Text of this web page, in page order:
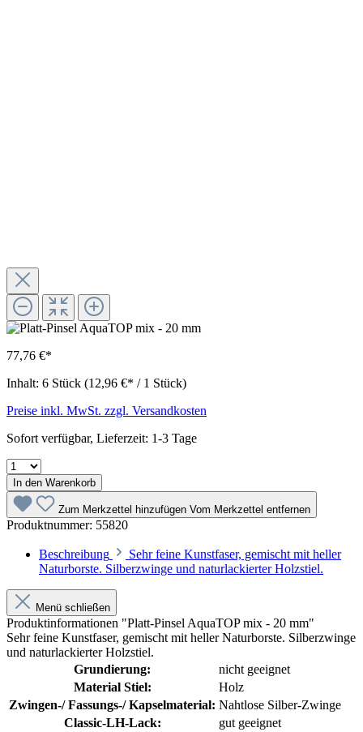
77,76 €*
Inhalt: 6 Stück (12,96 €* / 1 Stück)
Preise inkl. MwSt. zzgl. Versandkosten
Sofort verfügbar, Lieferzeit: 1-3 Tage
In den Warenkorb
Zum Merkzettel hinzufügen Vom Merkzettel entfernen
Produktnummer: 55820
Beschreibung
Sehr feine Kunstfaser, gemischt mit heller
Naturborste. Silberzwinge und naturlackierter Holzstiel.
Menü schließen
Produktinformationen "Platt-Pinsel AquaTOP mix - 20 mm"
Sehr feine Kunstfaser, gemischt mit heller Naturborste. Silberzwinge
und naturlackierter Holzstiel.
Grundierung:
nicht geeignet
Material Stiel:
Holz
Zwingen-/ Fassungs-/ Kapselmaterial: Nahtlose Silber-Zwinge
Classic-LH-Lack:
gut geeignet